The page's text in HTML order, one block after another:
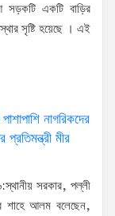
সড়কটি একটি বাড়ির
সৃষ্টি হয়েছে । এই
নাগরিকদের
মীর
সরকার, পল্লী
শাহে আলম বলেছেন,